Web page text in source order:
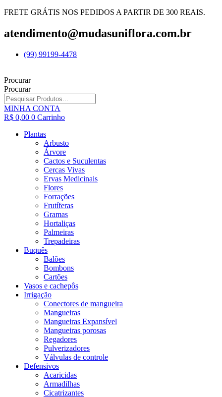
FRETE GRÁTIS NOS PEDIDOS A PARTIR DE 300 REAIS.
atendimento@mudasuniflora.com.br
(99) 99199-4478
Procurar
Procurar
MINHA CONTA
R$ 0,00 0 Carrinho
Plantas
Arbusto
Árvore
Cactos e Suculentas
Cercas Vivas
Ervas Medicinais
Flores
Forrações
Frutíferas
Gramas
Hortaliças
Palmeiras
Trepadeiras
Buquês
Balões
Bombons
Cartões
Vasos e cachepôs
Irrigação
Conectores de mangueira
Mangueiras
Mangueiras Expansível
Mangueiras porosas
Regadores
Pulverizadores
Válvulas de controle
Defensivos
Acaricidas
Armadilhas
Cicatrizantes